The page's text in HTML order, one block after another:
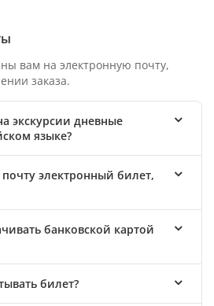
вам на электронную почту,
заказа.
экскурсии дневные
языке?
электронный билет,
банковской картой
билет?